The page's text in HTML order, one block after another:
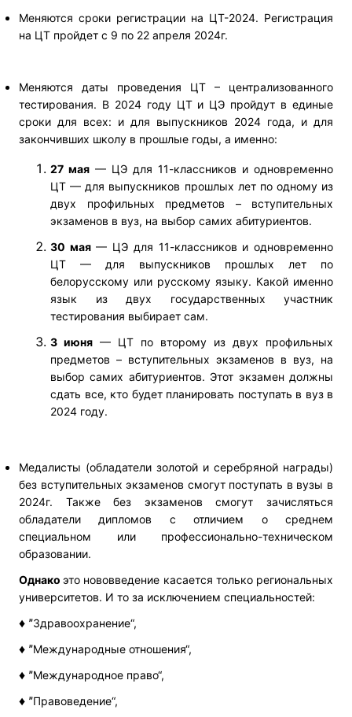
Меняются сроки регистрации на ЦТ-2024. Регистрация
на ЦТ пройдет с 9 по 22 апреля 2024г.
Меняются даты проведения ЦТ – централизованного
тестирования. В 2024 году ЦТ и ЦЭ пройдут в единые
сроки для всех: и для выпускников 2024 года, и для
закончивших школу в прошлые годы, а именно:
27 мая — ЦЭ для 11-классников и одновременно
ЦТ — для выпускников прошлых лет по одному из
двух профильных предметов – вступительных
экзаменов в вуз, на выбор самих абитуриентов.
30 мая— ЦЭ для 11-классников и одновременно
ЦТ — для выпускников прошлых лет по
белорусскому или русскому языку. Какой именно
язык из двух государственных участник
тестирования выбирает сам.
3 июня — ЦТ по второму из двух профильных
предметов – вступительных экзаменов в вуз, на
выбор самих абитуриентов. Этот экзамен должны
сдать все, кто будет планировать поступать в вуз в
2024 году.
Медалисты (обладатели золотой и серебряной награды)
без вступительных экзаменов смогут поступать в вузы в
2024г. Также без экзаменов смогут зачисляться
обладатели дипломов с отличием о среднем
специальном или профессионально-техническом
образовании.
Однакоэто нововведение касается только региональных
университетов. И то за исключением специальностей:
♦ ˮЗдравоохранение“,
♦ ˮМеждународные отношения“,
♦ ˮМеждународное право“,
♦ ˮПравоведение“,